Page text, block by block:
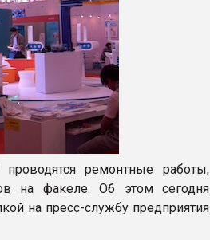
ремонтные работы,
на факеле. Об этом сегодня
на пресс-службу предприятия